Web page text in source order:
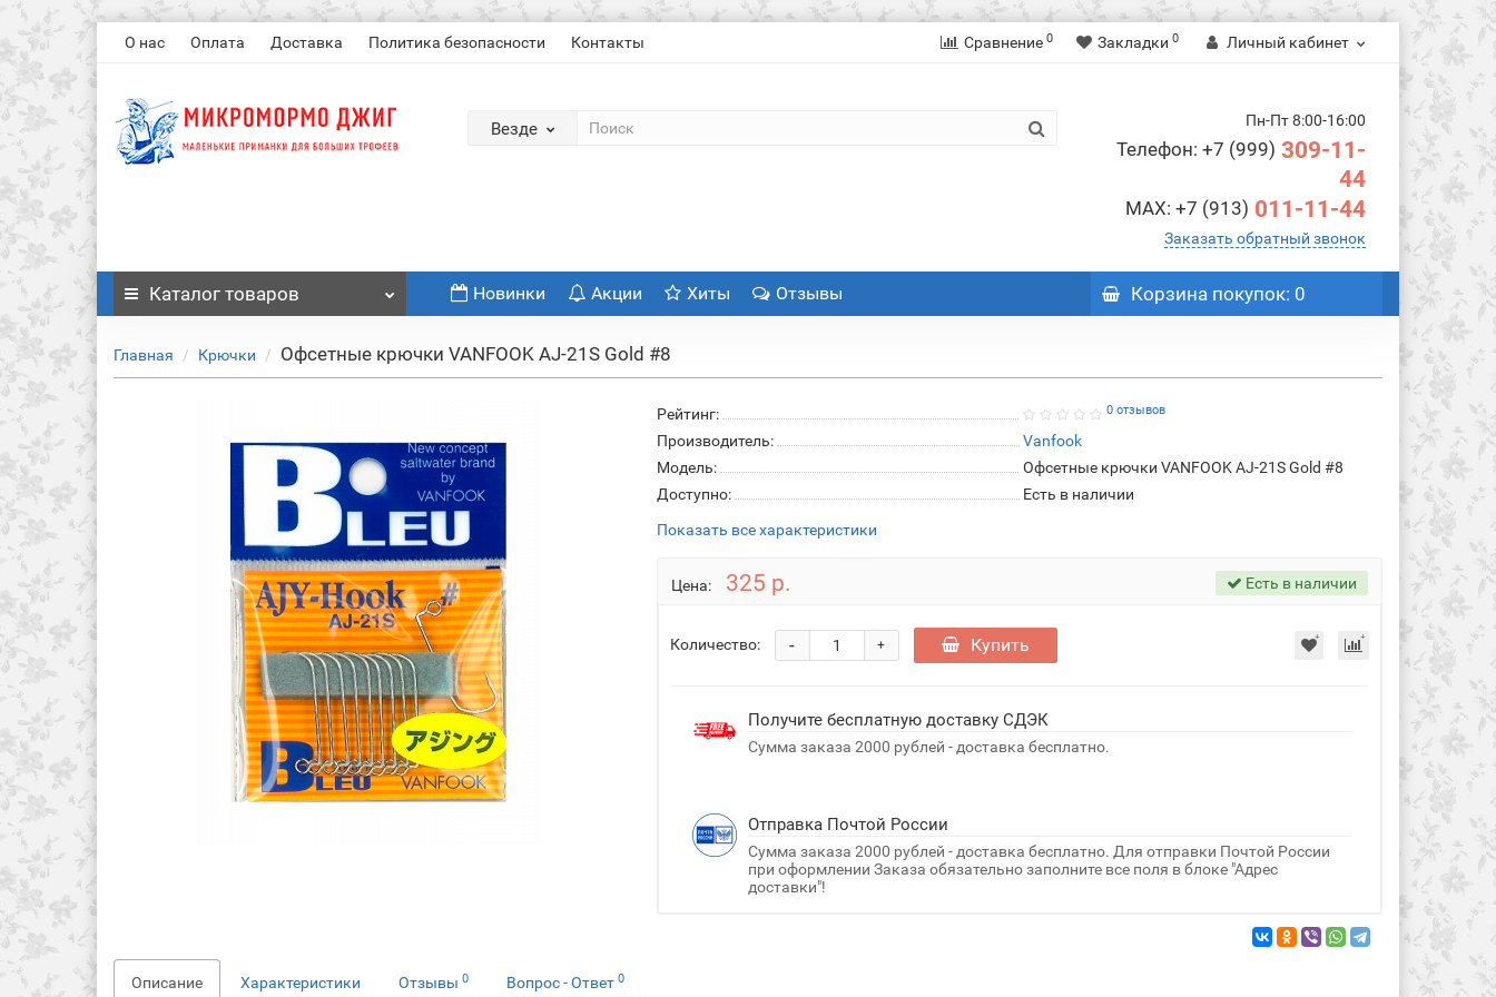
О нас Оплата Доставка Политика безопасности Контакты Сравнение 0 Закладки 0 Личный кабинет
Везде Пн-Пт 8:00-16:00
Телефон: +7 (999) 309-11-
44
MAX: +7 (913) 011-11-44
Заказать обратный звонок
Каталог товаров Новинки Акции Хиты Отзывы Корзинапокупок: 0
Главная Крючки Офсетные крючки VANFOOK AJ-21S Gold #8
Рейтинг: 0 отзывов
Производитель:
Vanfook
Модель:
Офсетные крючки VANFOOK AJ-21S Gold #8
Доступно:
Есть в наличии
Показать все характеристики
Цена: 325 р. Есть в наличии
Количество: +
- Купить
Получите бесплатную доставку СДЭК
Сумма заказа 2000 рублей - доставка бесплатно.
Отправка Почтой России
Сумма заказа 2000 рублей - доставка бесплатно. Для отправки Почтой России
при оформлении Заказа обязательно заполните все поля в блоке "Адрес
доставки"!
Описание Характеристики Отзывы 0 Вопрос - Ответ 0